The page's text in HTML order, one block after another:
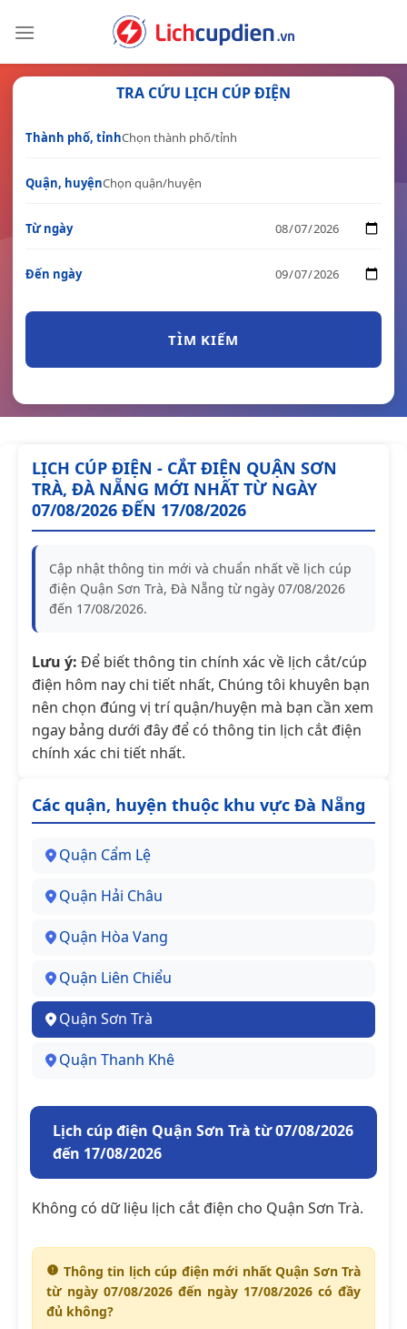
TRA CỨU LỊCH CÚP ĐIỆN
Thành phố, tỉnh
Quận, huyện
Từ ngày
Đến ngày
TÌM KIẾM
LỊCH CÚP ĐIỆN - CẮT ĐIỆN QUẬN SƠN
TRÀ, ĐÀ NẴNG MỚI NHẤT TỪ NGÀY
07/08/2026 ĐẾN 17/08/2026
Cập nhật thông tin mới và chuẩn nhất về lịch cúp
điện Quận Sơn Trà, Đà Nẵng từ ngày 07/08/2026
đến 17/08/2026.
Lưu ý: Để biết thông tin chính xác về lịch cắt/cúp
điện hôm nay chi tiết nhất, Chúng tôi khuyên bạn
nên chọn đúng vị trí quận/huyện mà bạn cần xem
ngay bảng dưới đây để có thông tin lịch cắt điện
chính xác chi tiết nhất.
Các quận, huyện thuộc khu vực Đà Nẵng
Quận Cẩm Lệ
Quận Hải Châu
Quận Hòa Vang
Quận Liên Chiểu
Quận Sơn Trà
Quận Thanh Khê
Lịch cúp điện Quận Sơn Trà từ 07/08/2026
đến 17/08/2026
Không có dữ liệu lịch cắt điện cho Quận Sơn Trà.
Thông tin lịch cúp điện mới nhất Quận Sơn Trà
từ ngày 07/08/2026 đến ngày 17/08/2026 có đầy
đủ không?